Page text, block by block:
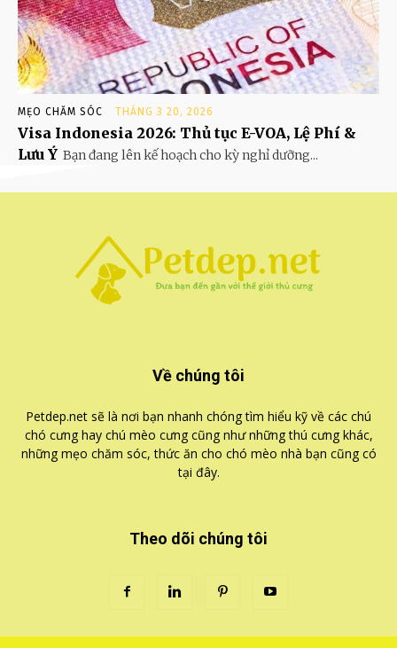
MẸO CHĂM SÓC THÁNG 3 20, 2026
Visa Indonesia 2026: Thủ tục E-VOA, Lệ Phí &
Lưu Ý Bạn đang lên kế hoạch cho kỳ nghỉ dưỡng...
Về chúng tôi
Petdep.net sẽ là nơi bạn nhanh chóng tìm hiểu kỹ về các chú
chó cưng hay chú mèo cưng cũng như những thú cưng khác,
những mẹo chăm sóc, thức ăn cho chó mèo nhà bạn cũng có
tại đây.
Theo dõi chúng tôi